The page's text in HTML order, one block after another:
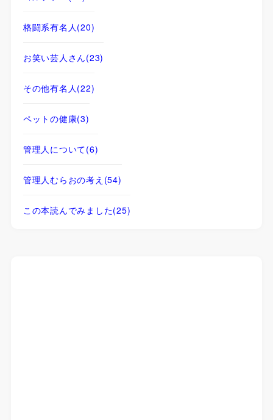
格闘系有名人 (20)
お笑い芸人さん(23)
その他有名人 (22)
ペットの健康(3)
管理人について(6)
管理人むらおの考え (54)
この本読んでみました(25)